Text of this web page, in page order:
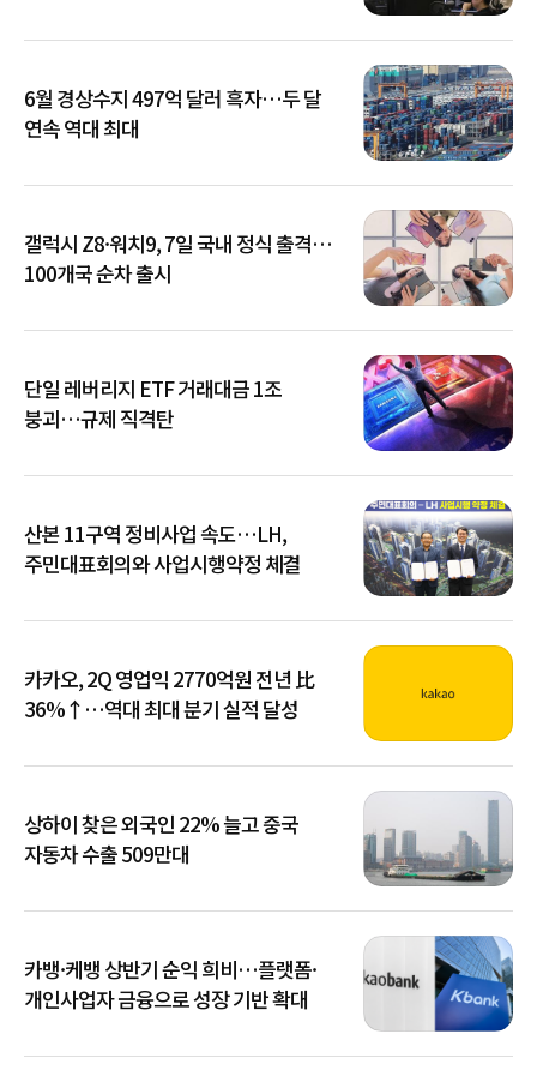
6월 경상수지 497억 달러 흑자…두 달
연속 역대 최대
갤럭시 Z8·워치9, 7일 국내 정식 출격…
100개국 순차 출시
단일 레버리지 ETF 거래대금 1조
붕괴…규제 직격탄
산본 11구역 정비사업 속도…LH,
주민대표회의와 사업시행약정 체결
카카오, 2Q 영업익 2770억원 전년 比
36%↑…역대 최대 분기 실적 달성
상하이 찾은 외국인 22% 늘고 중국
자동차 수출 509만대
카뱅·케뱅 상반기 순익 희비…플랫폼·
개인사업자 금융으로 성장 기반 확대